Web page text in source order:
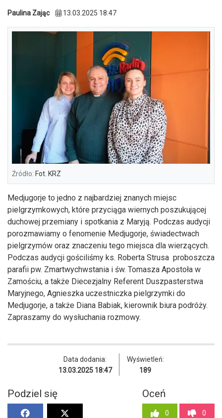
Paulina Zając 13.03.2025 18:47
Źródło: Fot. KRZ
Medjugorje to jedno z najbardziej znanych miejsc
pielgrzymkowych, które przyciąga wiernych poszukującej
duchowej przemiany i spotkania z Maryją. Podczas audycji
porozmawiamy o fenomenie Medjugorje, świadectwach
pielgrzymów oraz znaczeniu tego miejsca dla wierzących.
Podczas audycji gościliśmy ks. Roberta Strusa proboszcza
parafii pw. Zmartwychwstania i św. Tomasza Apostoła w
Zamościu, a także Diecezjalny Referent Duszpasterstwa
Maryjnego, Agnieszka uczestniczka pielgrzymki do
Medjugorje, a także Diana Babiak, kierownik biura podróży.
Zapraszamy do wysłuchania rozmowy.
Data dodania:
13.03.2025 18:47
Wyświetleń:
189
Podziel się Oceń
0 0